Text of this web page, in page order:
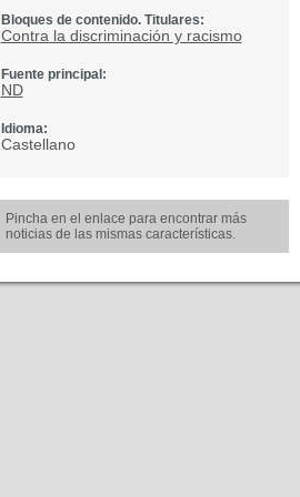
Bloques de contenido. Titulares:
Contra la discriminación y racismo
Fuente principal:
ND
Idioma:
Castellano
Pincha en el enlace para encontrar más
noticias de las mismas características.